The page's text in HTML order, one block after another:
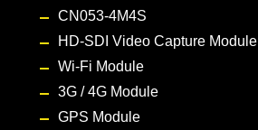
CN053-4M4S
HD-SDI Video Capture Module
Wi-Fi Module
3G / 4G Module
GPS Module